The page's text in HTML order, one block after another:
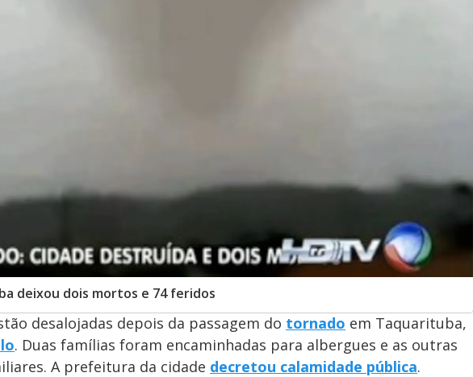
deixou dois mortos e 74 feridos
desalojadas depois da passagem do tornado em Taquarituba,
. Duas famílias foram encaminhadas para albergues e as outras
A prefeitura da cidade decretou calamidade pública.